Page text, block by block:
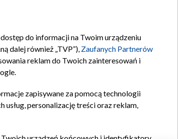
do informacji na Twoim urządzeniu
dalej również „TVP”), Zaufanych Partnerów
reklam do Twoich zainteresowań i
zapisywane za pomocą technologii
personalizację treści oraz reklam,